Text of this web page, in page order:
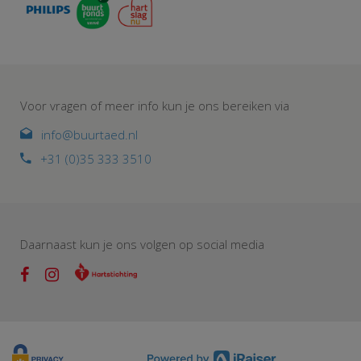
Voor vragen of meer info kun je ons bereiken via
info@buurtaed.nl
+31 (0)35 333 3510
Daarnaast kun je ons volgen op social media